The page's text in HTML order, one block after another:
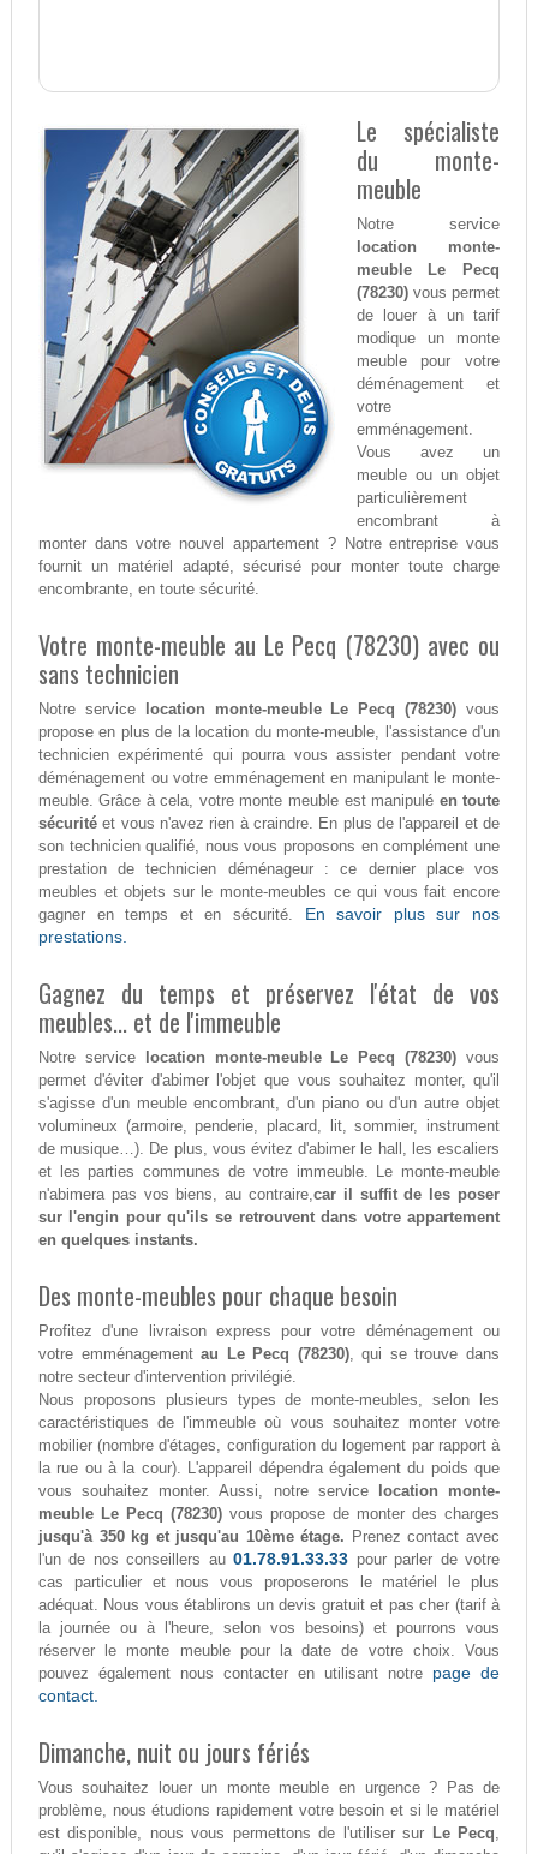
Le spécialiste
du monte-
meuble
Notre service
location monte-
meuble Le Pecq
(78230)vous permet
de louer à un tarif
modique un monte
meuble pour votre
déménagement et
votre
emménagement.
Vous avez un
meuble ou un objet
particulièrement
encombrant à
monter dans votre nouvel appartement ? Notre entreprise vous
fournit un matériel adapté, sécurisé pour monter toute charge
encombrante, en toute sécurité.
Votre monte-meuble au Le Pecq (78230) avec ou
sans technicien
Notre service location monte-meuble Le Pecq (78230) vous
propose en plus de la location du monte-meuble, l'assistance d'un
technicien expérimenté qui pourra vous assister pendant votre
déménagement ou votre emménagement en manipulant le monte-
meuble. Grâce à cela, votre monte meuble est manipulé en toute
sécuritéet vous n'avez rien à craindre. En plus de l'appareil et de
son technicien qualifié, nous vous proposons en complément une
prestation de technicien déménageur : ce dernier place vos
meubles et objets sur le monte-meubles ce qui vous fait encore
gagner en temps et en sécurité. En savoir plus sur nos
prestations.
Gagnez du temps et préservez l'état de vos
meubles... et de l'immeuble
Notre service location monte-meuble Le Pecq (78230) vous
permet d'éviter d'abimer l'objet que vous souhaitez monter, qu'il
s'agisse d'un meuble encombrant, d'un piano ou d'un autre objet
volumineux (armoire, penderie, placard, lit, sommier, instrument
de musique…). De plus, vous évitez d'abimer le hall, les escaliers
et les parties communes de votre immeuble. Le monte-meuble
n'abimera pas vos biens, au contraire,car il suffit de les poser
sur l'engin pour qu'ils se retrouvent dans votre appartement
en quelques instants.
Des monte-meubles pour chaque besoin
Profitez d'une livraison express pour votre déménagement ou
votre emménagementau Le Pecq (78230), qui se trouve dans
notre secteur d'intervention privilégié.
Nous proposons plusieurs types de monte-meubles, selon les
caractéristiques de l'immeuble où vous souhaitez monter votre
mobilier (nombre d'étages, configuration du logement par rapport à
la rue ou à la cour). L'appareil dépendra également du poids que
vous souhaitez monter. Aussi, notre service
location monte-
meuble Le Pecq (78230)vous propose de monter des charges
jusqu'à 350 kg et jusqu'au 10ème étage. Prenez contact avec
l'un de nos conseillers au01.78.91.33.33 pour parler de votre
cas particulier et nous vous proposerons le matériel le plus
adéquat. Nous vous établirons un devis gratuit et pas cher (tarif à
la journée ou à l'heure, selon vos besoins) et pourrons vous
réserver le monte meuble pour la date de votre choix. Vous
pouvez également nous contacter en utilisant notre page de
contact.
Dimanche, nuit ou jours fériés
Vous souhaitez louer un monte meuble en urgence ? Pas de
problème, nous étudions rapidement votre besoin et si le matériel
est disponible, nous vous permettons de l'utiliser sur Le Pecq,